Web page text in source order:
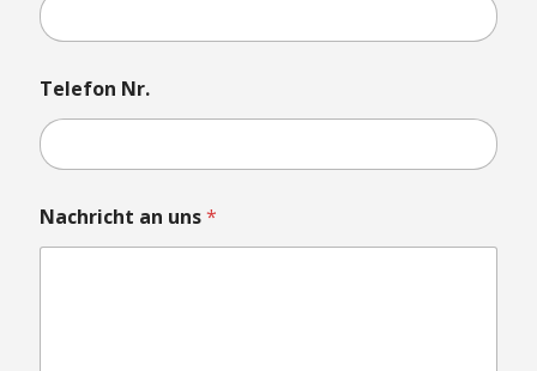
o
h
l
d
e
n
Telefon Nr.
Nachricht an uns*